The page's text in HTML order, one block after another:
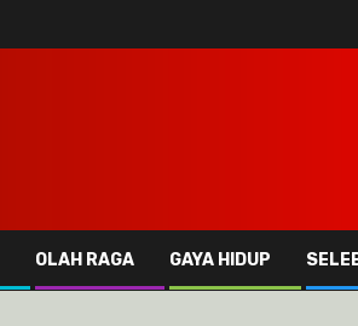
OLAH RAGA GAYA HIDUP